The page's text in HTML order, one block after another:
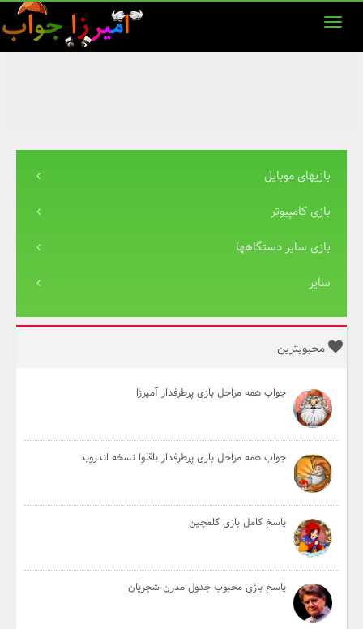
بازیهای موبایل
بازی کامپیوتر
بازی سایر دستگاهها
سایر
محبوبترین
جواب همه مراحل بازی پرطرفدار آمیرزا
جواب همه مراحل بازی پرطرفدار باقلوا نسخه اندروید
پاسخ کامل بازی کلمچین
پاسخ بازی محبوب جدول مدرن شجریان